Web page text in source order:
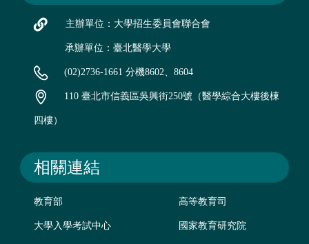
主辦單位：大學招生委員會聯合會
承辦單位：臺北醫學大學
(02)2736-1661 分機8602、8604
110 臺北市信義區吳興街250號（醫學綜合大樓後棟
四樓）
相關連結
教育部 高等教育司
大學入學考試中心 國家教育研究院